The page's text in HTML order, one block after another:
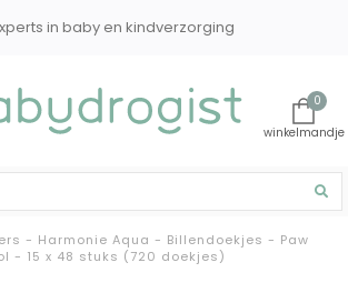
in baby en kindverzorging
0
- Harmonie Aqua - Billendoekjes - Paw
- 15 x 48 stuks (720 doekjes)